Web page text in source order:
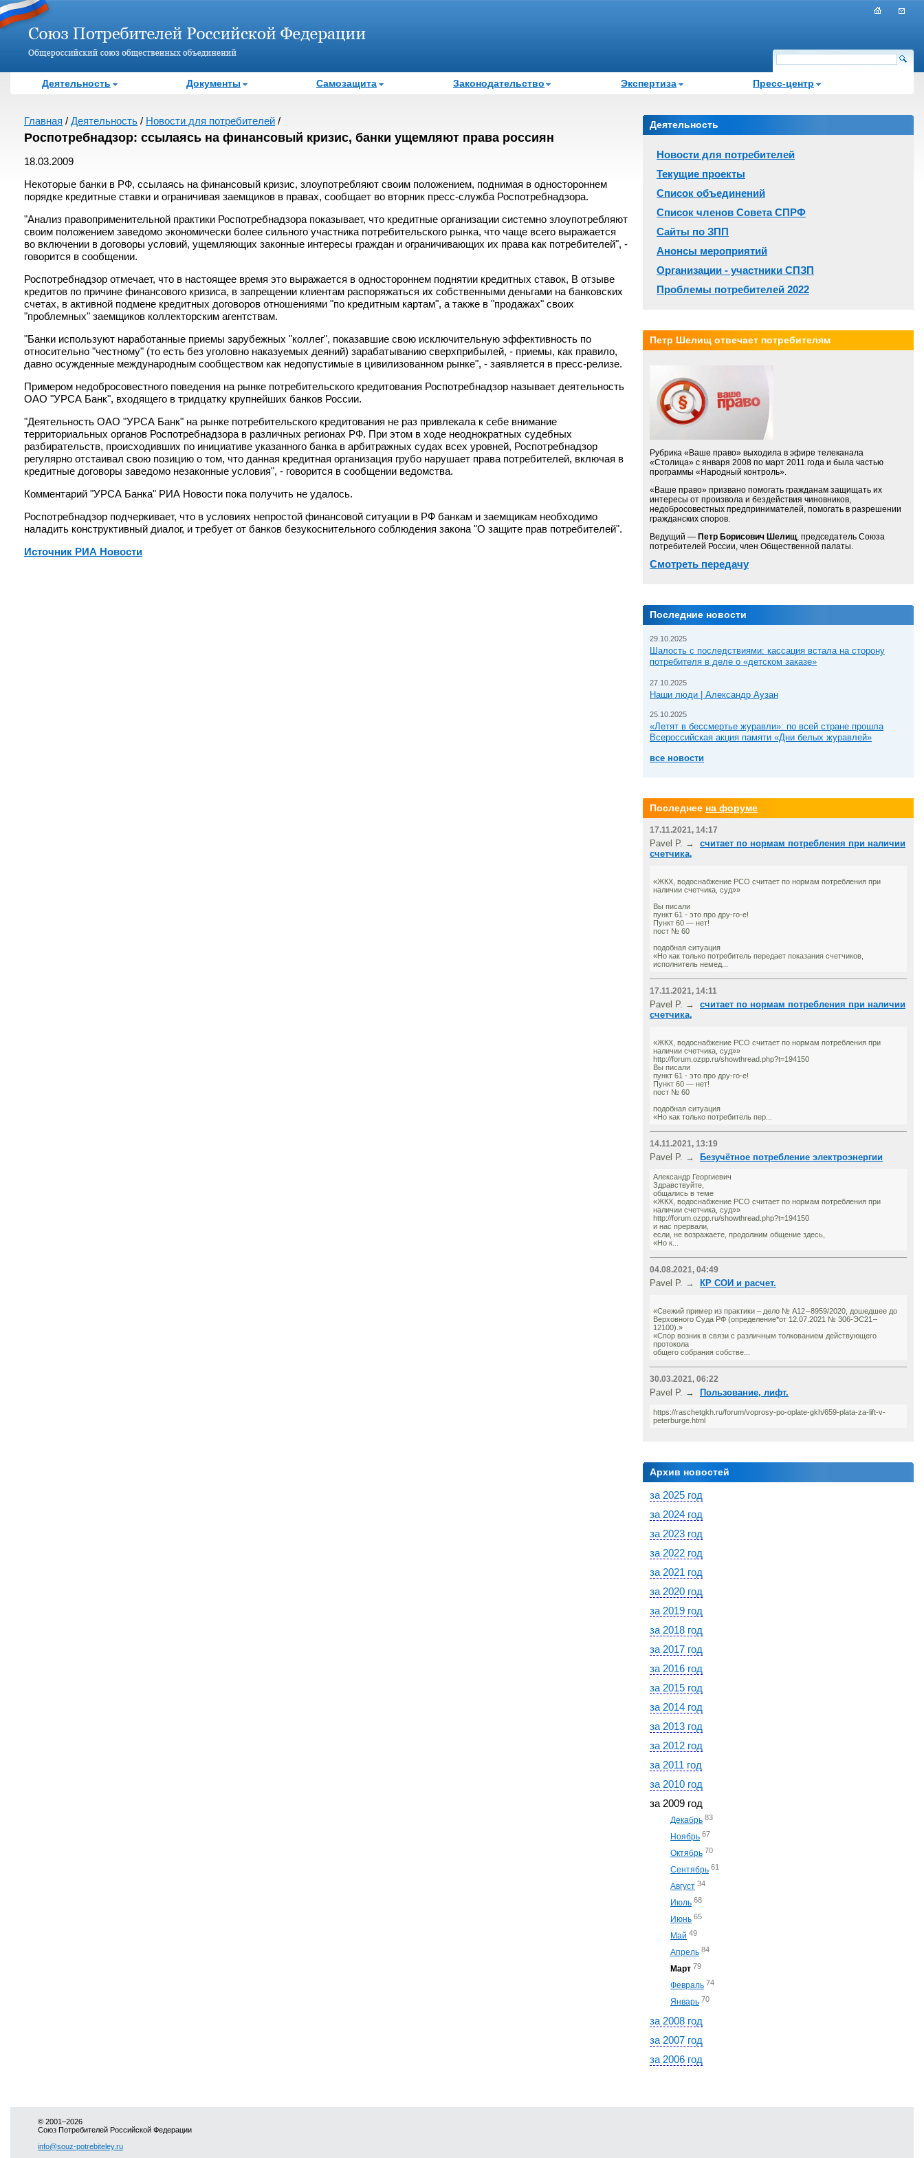
Деятельность Документы Самозащита Законодательство Экспертиза Пресс-центр
Главная / Деятельность / Новости для потребителей /
Роспотребнадзор: ссылаясь на финансовый кризис, банки ущемляют права россиян
18.03.2009
Некоторые банки в РФ, ссылаясь на финансовый кризис, злоупотребляют своим положением, поднимая в одностороннем
порядке кредитные ставки и ограничивая заемщиков в правах, сообщает во вторник пресс-служба Роспотребнадзора.
"Анализ правоприменительной практики Роспотребнадзора показывает, что кредитные организации системно злоупотребляют
своим положением заведомо экономически более сильного участника потребительского рынка, что чаще всего выражается
во включении в договоры условий, ущемляющих законные интересы граждан и ограничивающих их права как потребителей", -
говорится в сообщении.
Роспотребнадзор отмечает, что в настоящее время это выражается в одностороннем поднятии кредитных ставок, В отзыве
кредитов по причине финансового кризиса, в запрещении клиентам распоряжаться их собственными деньгами на банковских
счетах, в активной подмене кредитных договоров отношениями "по кредитным картам", а также в "продажах" своих
"проблемных" заемщиков коллекторским агентствам.
"Банки используют наработанные приемы зарубежных "коллег", показавшие свою исключительную эффективность по
относительно "честному" (то есть без уголовно наказуемых деяний) зарабатыванию сверхприбылей, - приемы, как правило,
давно осужденные международным сообществом как недопустимые в цивилизованном рынке", - заявляется в пресс-релизе.
Примером недобросовестного поведения на рынке потребительского кредитования Роспотребнадзор называет деятельность
ОАО "УРСА Банк", входящего в тридцатку крупнейших банков России.
"Деятельность ОАО "УРСА Банк" на рынке потребительского кредитования не раз привлекала к себе внимание
территориальных органов Роспотребнадзора в различных регионах РФ. При этом в ходе неоднократных судебных
разбирательств, происходивших по инициативе указанного банка в арбитражных судах всех уровней, Роспотребнадзор
регулярно отстаивал свою позицию о том, что данная кредитная организация грубо нарушает права потребителей, включая в
кредитные договоры заведомо незаконные условия", - говорится в сообщении ведомства.
Комментарий "УРСА Банка" РИА Новости пока получить не удалось.
Роспотребнадзор подчеркивает, что в условиях непростой финансовой ситуации в РФ банкам и заемщикам необходимо
наладить конструктивный диалог, и требует от банков безукоснительного соблюдения закона "О защите прав потребителей".
Источник РИА Новости
Деятельность
Новости для потребителей
Текущие проекты
Список объединений
Список членов Совета СПРФ
Сайты по ЗПП
Анонсы мероприятий
Организации - участники СПЗП
Проблемы потребителей 2022
Петр Шелищ отвечает потребителям
Рубрика «Ваше право» выходила в эфире телеканала
«Столица» с января 2008 по март 2011 года и была частью
программы «Народный контроль».
«Ваше право» призвано помогать гражданам защищать их
интересы от произвола и бездействия чиновников,
недобросовестных предпринимателей, помогать в разрешении
гражданских споров.
Ведущий — Петр Борисович Шелищ, председатель Союза
потребителей России, член Общественной палаты.
Смотреть передачу
Последние новости
29.10.2025
Шалость с последствиями: кассация встала на сторону
потребителя в деле о «детском заказе»
27.10.2025
Наши люди | Александр Аузан
25.10.2025
«Летят в бессмертье журавли»: по всей стране прошла
Всероссийская акция памяти «Дни белых журавлей»
все новости
Последнее на форуме
17.11.2021, 14:17
Pavel P. → считает по нормам потребления при наличии
счетчика,
«ЖКХ, водоснабжение РСО считает по нормам потребления при
наличии счетчика, суд»»
Вы писали
пункт 61 - это про дру-го-е!
Пункт 60 — нет!
пост № 60
подобная ситуация
«Но как только потребитель передает показания счетчиков,
исполнитель немед...
17.11.2021, 14:11
Pavel P. → считает по нормам потребления при наличии
счетчика,
«ЖКХ, водоснабжение РСО считает по нормам потребления при
наличии счетчика, суд»»
http://forum.ozpp.ru/showthread.php?t=194150
Вы писали
пункт 61 - это про дру-го-е!
Пункт 60 — нет!
пост № 60
подобная ситуация
«Но как только потребитель пер...
14.11.2021, 13:19
Pavel P. → Безучётное потребление электроэнергии
Александр Георгиевич
Здравствуйте,
общались в теме
«ЖКХ, водоснабжение РСО считает по нормам потребления при
наличии счетчика, суд»»
http://forum.ozpp.ru/showthread.php?t=194150
и нас прервали,
если, не возражаете, продолжим общение здесь,
«Но к...
04.08.2021, 04:49
Pavel P. → КР СОИ и расчет.
«Свежий пример из практики – дело № А12 – 8959/2020, дошедшее до
Верховного Суда РФ (определение*от 12.07.2021 № 306-ЭС21 –
12100).»
«Спор возник в связи с различным толкованием действующего
протокола
общего собрания собстве...
30.03.2021, 06:22
Pavel P. → Пользование, лифт.
https://raschetgkh.ru/forum/voprosy-po-oplate-gkh/659-plata-za-lift-v-
peterburge.html
Архив новостей
за 2025 год
за 2024 год
за 2023 год
за 2022 год
за 2021 год
за 2020 год
за 2019 год
за 2018 год
за 2017 год
за 2016 год
за 2015 год
за 2014 год
за 2013 год
за 2012 год
за 2011 год
за 2010 год
за 2009 год
Декабрь 83
Ноябрь 67
Октябрь 70
Сентябрь 61
Август 34
Июль 68
Июнь 65
Май 49
Апрель 84
Март 79
Февраль 74
Январь 70
за 2008 год
за 2007 год
за 2006 год
© 2001–2026
Союз Потребителей Российской Федерации
info@souz-potrebiteley.ru